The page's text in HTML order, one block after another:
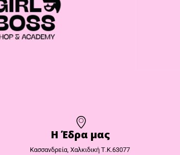
Η Έδρα μας​
Κασσανδρεία, Χαλκιδική Τ.Κ.63077